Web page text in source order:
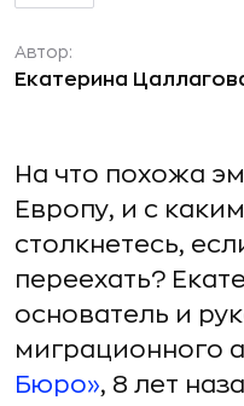
Автор:
Екатерина
На что похожа
Европу, и с
столкнетесь,
переехать?
основатель и
миграционного
Бюро», 8 лет